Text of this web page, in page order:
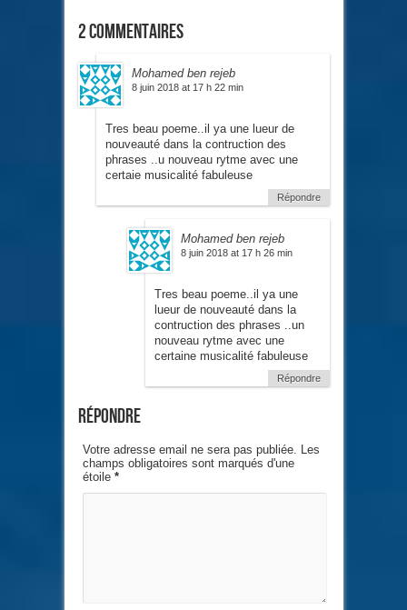
2 commentaires
Mohamed ben rejeb
8 juin 2018 at 17 h 22 min
Tres beau poeme..il ya une lueur de
nouveauté dans la contruction des
phrases ..u nouveau rytme avec une
certaie musicalité fabuleuse
Répondre
Mohamed ben rejeb
8 juin 2018 at 17 h 26 min
Tres beau poeme..il ya une
lueur de nouveauté dans la
contruction des phrases ..un
nouveau rytme avec une
certaine musicalité fabuleuse
Répondre
Répondre
Votre adresse email ne sera pas publiée. Les
champs obligatoires sont marqués d'une
étoile *